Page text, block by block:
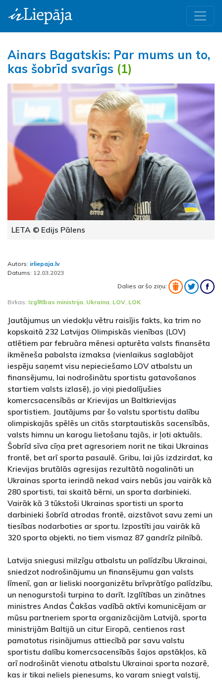
Ainars Bagatskis: Par mums un to,
kas šobrīd svarīgs (1)
LETA © Edijs Pālens
Autors: irliepaja.lv
Datums: 12.03.2023
Dalies ar šo ziņu:
Birkas: Izglītības ministrija Ukraina LOV LOK
Jautājumus un viedokļu vētru raisījis fakts, ka trim no
kopskaitā 232 Latvijas Olimpiskās vienības (LOV)
atlētiem par februāra mēnesi apturēta valsts finansēta
ikmēneša pabalsta izmaksa (vienlaikus saglabājot
iespēju saņemt visu nepieciešamo LOV atbalstu un
finansējumu, lai nodrošinātu sportistu gatavošanos
startiem valsts izlasē), jo viņi piedalījušies
komercsacensībās ar Krievijas un Baltkrievijas
sportistiem. Jautājums par šo valstu sportistu dalību
olimpiskajās spēlēs un citās starptautiskās sacensībās,
valsts himnu un karogu lietošanu tajās, ir ļoti aktuāls.
Šobrīd sīva cīņa pret agresoriem norit ne tikai Ukrainas
frontē, bet arī sporta pasaulē. Gribu, lai jūs izdzirdat, ka
Krievijas brutālās agresijas rezultātā nogalināti un
Ukrainas sporta ierindā nekad vairs nebūs jau vairāk kā
280 sportisti, tai skaitā bērni, un sporta darbinieki.
Vairāk kā 3 tūkstoši Ukrainas sportisti un sporta
darbinieki šobrīd atrodas frontē, aizstāvot savu zemi un
tiesības nodarboties ar sportu. Izpostīti jau vairāk kā
320 sporta objekti, no tiem vismaz 87 gandrīz pilnībā.
Latvija sniegusi milzīgu atbalstu un palīdzību Ukrainai,
sniedzot nodrošinājumu un finansējumu gan valsts
līmenī, gan ar lieliski noorganizētu brīvprātīgo palīdzību,
un nenogurstoši turpina to darīt. Izglītības un zinātnes
ministres Andas Čakšas vadībā aktīvi komunicējam ar
mūsu partneriem sporta organizācijām Latvijā, sporta
ministrijām Baltijā un citur Eiropā, centienos rast
pamatotus risinājumus attiecībā par savu valstu
sportistu dalību komercsacensībās šajos apstākļos, kā
arī nodrošināt vienotu atbalstu Ukrainai sporta nozarē,
kas ir tikai neliels pienesums, ko varam sniegt valstij,